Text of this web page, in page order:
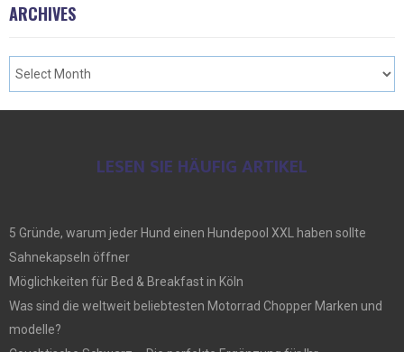
ARCHIVES
LESEN SIE HÄUFIG ARTIKEL
5 Gründe, warum jeder Hund einen Hundepool XXL haben sollte
Sahnekapseln öffner
Möglichkeiten für Bed & Breakfast in Köln
Was sind die weltweit beliebtesten Motorrad Chopper Marken und
modelle?